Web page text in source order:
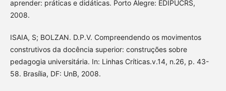
aprender: práticas e didáticas. Porto Alegre: EDIPUCRS,
2008.
ISAIA, S; BOLZAN. D.P.V. Compreendendo os movimentos
construtivos da docência superior: construções sobre
pedagogia universitária. In: Linhas Críticas.v.14, n.26, p. 43-
58. Brasília, DF: UnB, 2008.